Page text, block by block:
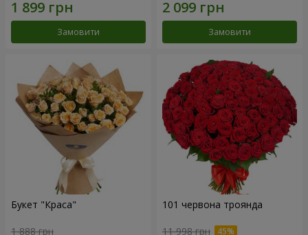
Замовити Замовити
Букет "Краса"
1 888 грн
101 червона троянда
11 998 грн